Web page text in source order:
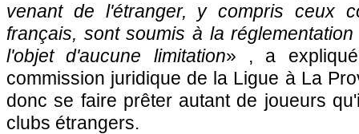
venant de l'étranger, y compris ceux
français, sont soumis à la
l'objet d'aucune limitation» , a
commission juridique de la Ligue à La
donc se faire prêter autant de joueurs
clubs étrangers.